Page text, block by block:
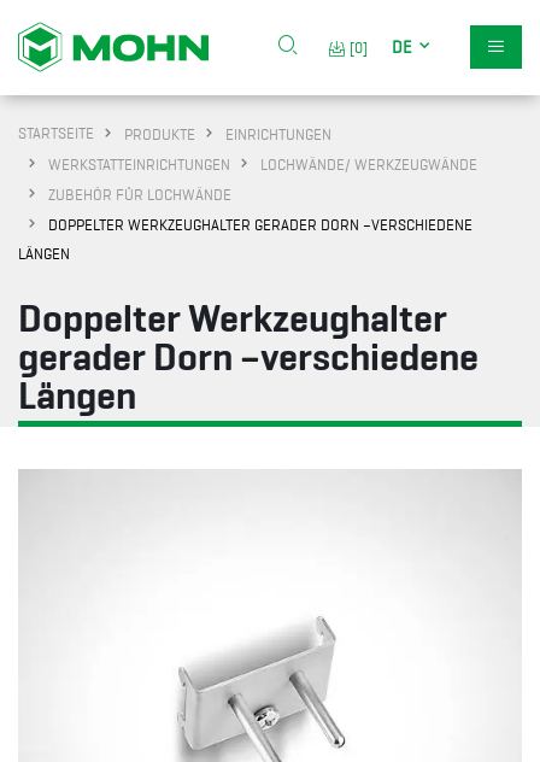
[0] DE
STARTSEITE PRODUKTE
EINRICHTUNGEN
WERKSTATTEINRICHTUNGEN
LOCHWÄNDE/ WERKZEUGWÄNDE
ZUBEHÖR FÜR LOCHWÄNDE
DOPPELTER WERKZEUGHALTER GERADER DORN –VERSCHIEDENE
LÄNGEN
Doppelter Werkzeughalter
gerader Dorn –verschiedene
Längen